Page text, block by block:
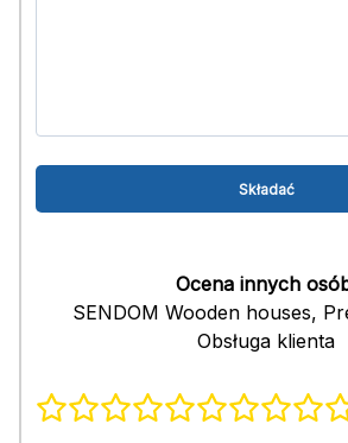
Ocena innych
SENDOM Wooden houses,
Obsługa klienta